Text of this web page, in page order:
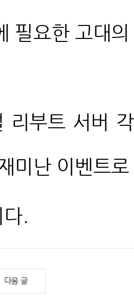
필요한 고대
리부트 서버
미난 이벤트
.
다음 글